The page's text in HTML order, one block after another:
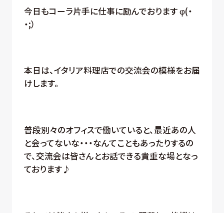
今日もコーラ片手に仕事に励んでおります φ(・
・;）
本日は、イタリア料理店での交流会の模様をお届
けします。
普段別々のオフィスで働いていると、最近あの人
と会ってないな・・・なんてこともあったりするの
で、交流会は皆さんとお話できる貴重な場となっ
ております♪